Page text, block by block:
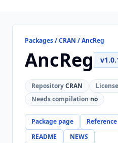
Packages / CRAN / AncReg
AncReg
RepositoryCRAN License
Needs compilation no
Package page Reference
README
NEWS